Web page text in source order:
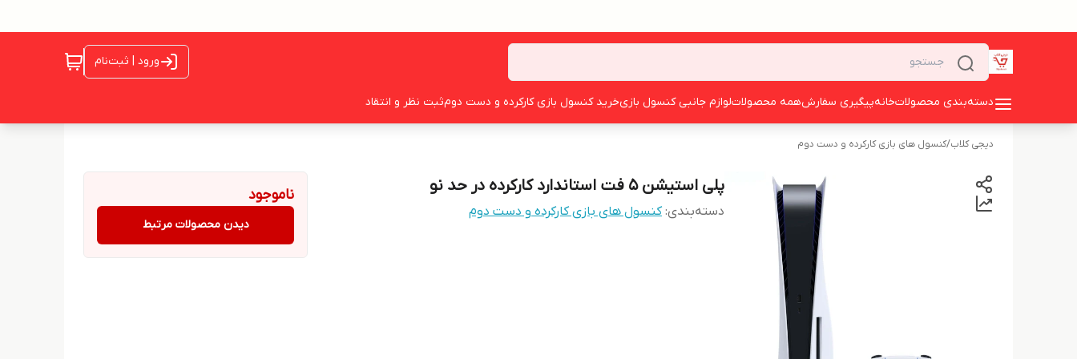
ورود | ثبت‌نام
دسته‌بندی محصولاتخانهپیگیری سفارشهمه محصولاتلوازم جانبی کنسول بازیخرید کنسول بازی کارکرده و دست دومثبت نظر و انتقاد
دیجی کلاب/کنسول های بازی کارکرده و دست دوم
پلی استیشن ۵ فت استاندارد کارکرده در حد نو
دسته‌بندی:کنسول های بازی کارکرده و دست دوم
ناموجود
دیدن محصولات مرتبط